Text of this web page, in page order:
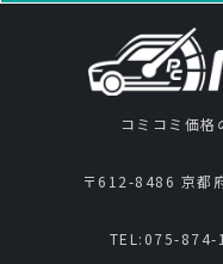
コミコミ価格
〒612-8486 京都
TEL: 075-874-